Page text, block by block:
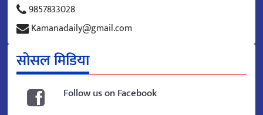
9857833028
Kamanadaily@gmail.com
सोसल मिडिया
Follow us on Facebook